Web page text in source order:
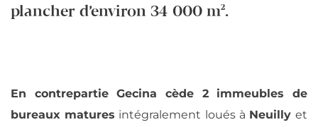
plancher d’environ 34 000 m².
En contrepartie Gecina cède 2 immeubles de
bureaux matures intégralement loués à Neuillyet